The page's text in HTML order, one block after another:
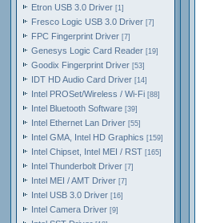
Etron USB 3.0 Driver [1]
Fresco Logic USB 3.0 Driver [7]
FPC Fingerprint Driver [7]
Genesys Logic Card Reader [19]
Goodix Fingerprint Driver [53]
IDT HD Audio Card Driver [14]
Intel PROSet/Wireless / Wi-Fi [88]
Intel Bluetooth Software [39]
Intel Ethernet Lan Driver [55]
Intel GMA, Intel HD Graphics [159]
Intel Chipset, Intel MEI / RST [165]
Intel Thunderbolt Driver [7]
Intel MEI / AMT Driver [7]
Intel USB 3.0 Driver [16]
Intel Camera Driver [9]